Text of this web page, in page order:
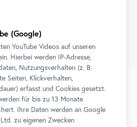
Tickets
1/3
(Google)
YouTube Videos auf unseren
Hierbei werden IP-Adresse,
Nutzungsverhalten (z. B.
Seiten, Klickverhalten,
erfasst und Cookies gesetzt.
für bis zu 13 Monate
Ihre Daten werden an Google
zu eigenen Zwecken